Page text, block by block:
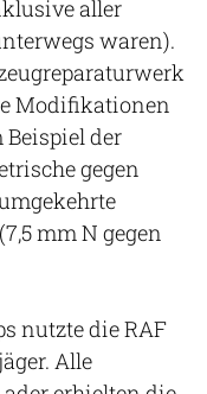
aller
waren).
Modifikationen
der
gegen
mm N gegen
nutzte die RAF
Alle